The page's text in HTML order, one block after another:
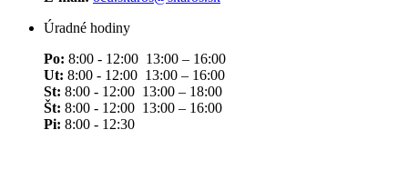
Úradné hodiny
Po: 8:00 - 12:00 13:00 – 16:00
Ut: 8:00 - 12:00 13:00 – 16:00
St: 8:00 - 12:00 13:00 – 18:00
Št: 8:00 - 12:00 13:00 – 16:00
Pi: 8:00 - 12:30